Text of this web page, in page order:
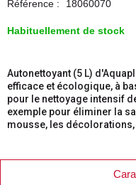
Référence : 18060070
Habituellement de stock
Autonettoyant (5 L)
efficace et écologique, à
pour le nettoyage intensif
exemple pour éliminer la
mousse, les décolorations,